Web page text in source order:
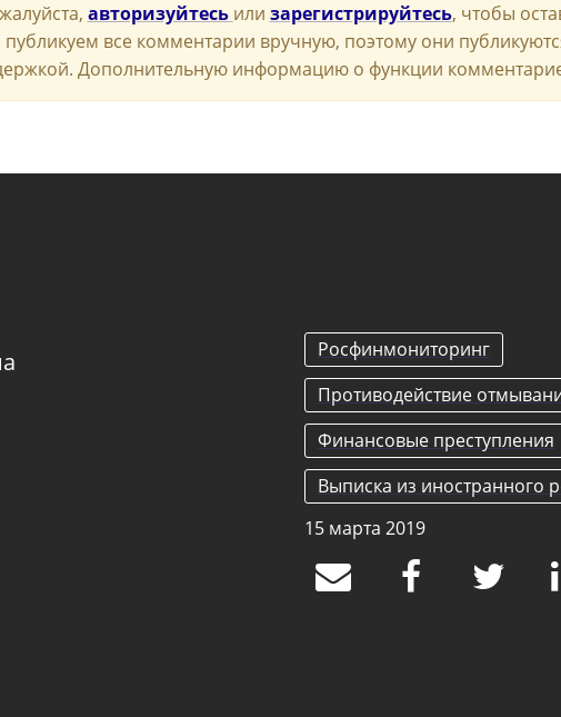
авторизуйтесь или зарегистрируйтесь, чтобы
все комментарии вручную, поэтому они
Дополнительную информацию о функции
Росфинмониторинг
Противодействие
Финансовые преступления
Выписка из иностранного
15 марта 2019